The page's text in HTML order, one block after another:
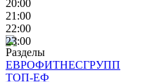
20:00
21:00
22:00
23:00
Разделы
ЕВРОФИТНЕСГРУПП
ТОП-ЕФ